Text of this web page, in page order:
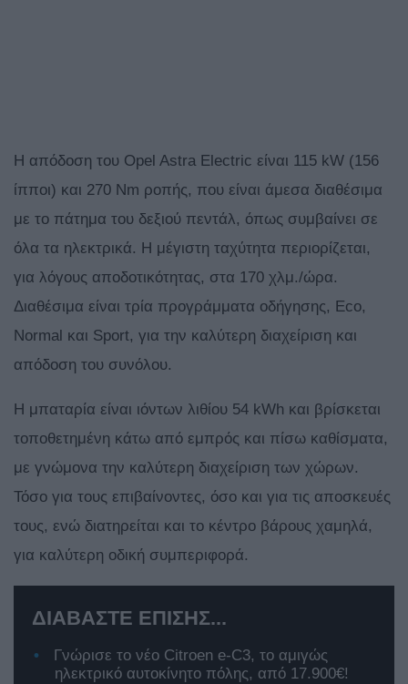
Η απόδοση του Opel Astra Electric είναι 115 kW (156
ίπποι) και 270 Nm ροπής, που είναι άμεσα διαθέσιμα
με το πάτημα του δεξιού πεντάλ, όπως συμβαίνει σε
όλα τα ηλεκτρικά. Η μέγιστη ταχύτητα περιορίζεται,
για λόγους αποδοτικότητας, στα 170 χλμ./ώρα.
Διαθέσιμα είναι τρία προγράμματα οδήγησης, Eco,
Normal και Sport, για την καλύτερη διαχείριση και
απόδοση του συνόλου.
Η μπαταρία είναι ιόντων λιθίου 54 kWh και βρίσκεται
τοποθετημένη κάτω από εμπρός και πίσω καθίσματα,
με γνώμονα την καλύτερη διαχείριση των χώρων.
Τόσο για τους επιβαίνοντες, όσο και για τις αποσκευές
τους, ενώ διατηρείται και το κέντρο βάρους χαμηλά,
για καλύτερη οδική συμπεριφορά.
ΔΙΑΒΑΣΤΕ ΕΠΙΣΗΣ...
Γνώρισε το νέο Citroen e-C3, το αμιγώς
ηλεκτρικό αυτοκίνητο πόλης, από 17.900€!